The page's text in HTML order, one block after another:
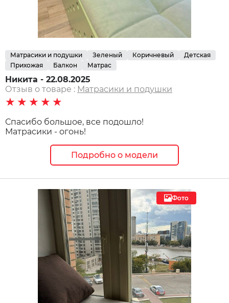
Матрасики и подушки Зеленый Коричневый
Детская
Прихожая
Балкон Матрас
Никита - 22.08.2025
Отзыв о товаре : Матрасики и подушки
★★★★★
Спасибо большое, все подошло!
Матрасики - огонь!
Подробно о модели
Фото